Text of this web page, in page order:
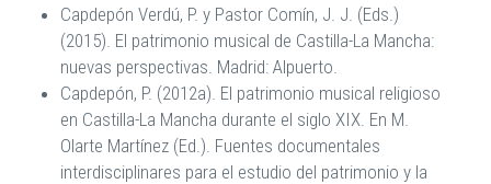
Capdepón Verdú, P. y Pastor Comín, J. J. (Eds.)
(2015). El patrimonio musical de Castilla-La Mancha:
nuevas perspectivas. Madrid: Alpuerto.
Capdepón, P. (2012a). El patrimonio musical religioso
en Castilla-La Mancha durante el siglo XIX. En M.
Olarte Martínez (Ed.). Fuentes documentales
interdisciplinares para el estudio del patrimonio y la